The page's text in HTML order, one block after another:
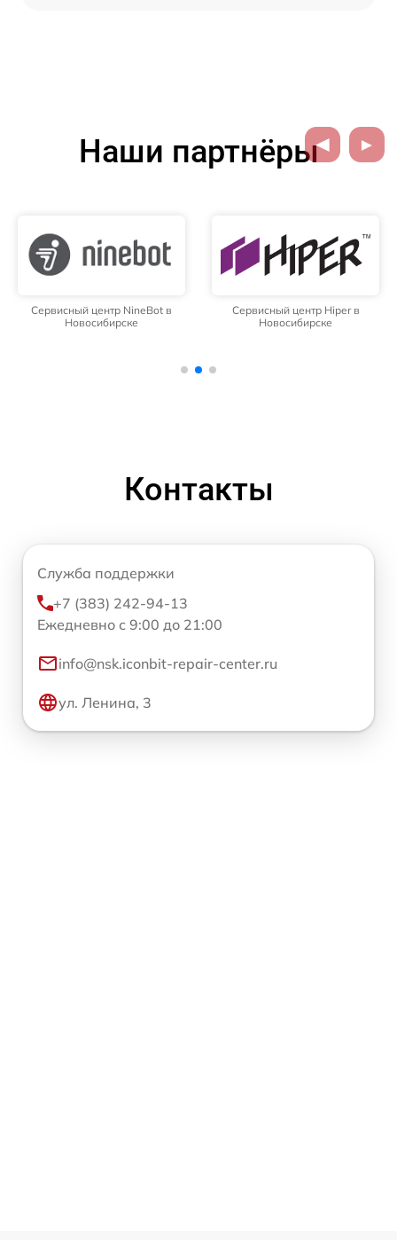
Наши партнёры
Сервисный центр NineBot в
Новосибирске
Сервисный центр Hiper в
Новосибирске
Контакты
Служба поддержки
+7 (383) 242-94-13
Ежедневно с 9:00 до 21:00
info@nsk.iconbit-repair-center.ru
ул. Ленина, 3